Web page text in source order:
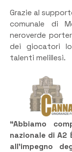
Grazie al
comunale di
neroverde
dei giocatori
talenti melillesi.
“Abbiamo
nazionale di
all’impegno